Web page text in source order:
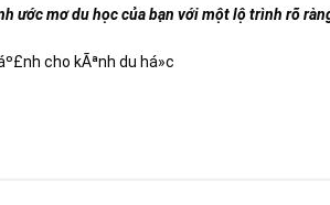
ước mơ du học của bạn với một lộ trình rõ